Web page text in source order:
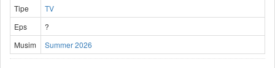
Tipe
TV
Eps
?
Musim
Summer 2026